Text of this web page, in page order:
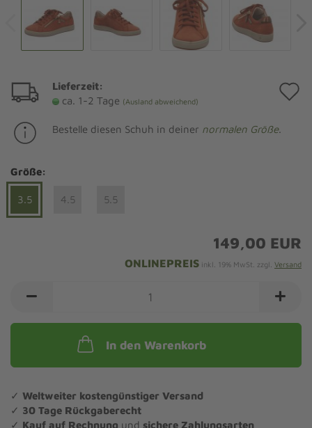
Lieferzeit:
ca. 1-2 Tage (Ausland abweichend)
Bestelle diesen Schuh in deiner normalen Größe.
Größe:
3.5 4.5 5.5
149,00 EUR
ONLINEPREIS inkl. 19% MwSt. zzgl. Versand
In den Warenkorb
✓ Weltweiter kostengünstiger Versand
✓ 30 Tage Rückgaberecht
✓ Kauf auf Rechnung und sichere Zahlungsarten